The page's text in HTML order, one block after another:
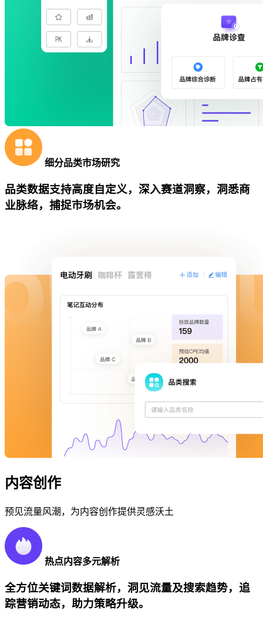
细分品类市场研究
品类数据支持高度自定义，深入赛道洞察，洞悉商
业脉络，捕捉市场机会。
内容创作
预见流量风潮，为内容创作提供灵感沃土
热点内容多元解析
全方位关键词数据解析，洞见流量及搜索趋势，追
踪营销动态，助力策略升级。